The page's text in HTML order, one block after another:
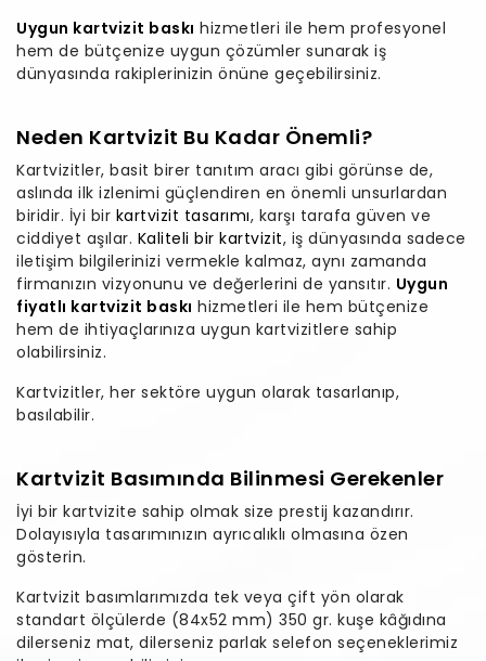
Uygun kartvizit baskı hizmetleri ile hem profesyonel
hem de bütçenize uygun çözümler sunarak iş
dünyasında rakiplerinizin önüne geçebilirsiniz.
Neden Kartvizit Bu Kadar Önemli?
Kartvizitler, basit birer tanıtım aracı gibi görünse de,
aslında ilk izlenimi güçlendiren en önemli unsurlardan
biridir. İyi bir kartvizit tasarımı, karşı tarafa güven ve
ciddiyet aşılar. Kaliteli bir kartvizit, iş dünyasında sadece
iletişim bilgilerinizi vermekle kalmaz, aynı zamanda
firmanızın vizyonunu ve değerlerini de yansıtır. Uygun
fiyatlı kartvizit baskı hizmetleri ile hem bütçenize
hem de ihtiyaçlarınıza uygun kartvizitlere sahip
olabilirsiniz.
Kartvizitler, her sektöre uygun olarak tasarlanıp,
basılabilir.
Kartvizit Basımında Bilinmesi Gerekenler
İyi bir kartvizite sahip olmak size prestij kazandırır.
Dolayısıyla tasarımınızın ayrıcalıklı olmasına özen
gösterin.
Kartvizit basımlarımızda tek veya çift yön olarak
standart ölçülerde (84x52 mm) 350 gr. kuşe kâğıdına
dilerseniz mat, dilerseniz parlak selefon seçeneklerimiz